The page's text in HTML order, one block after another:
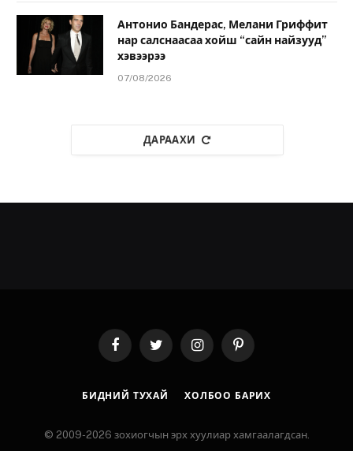
Антонио Бандерас, Мелани Гриффит
нар салснаасаа хойш “сайн найзууд”
хэвээрээ
07/08/2026
ДАРААХИ
FacebookTwitter InstagramPinterest
БИДНИЙ ТУХАЙ ХОЛБОО БАРИХ
© 2009-2026 зохиогчын эрх хуулиар хамгаалагдсан.